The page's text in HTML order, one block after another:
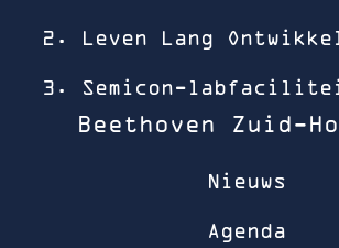
2. Leven Lang
3. Semicon-
Beethoven Zuid-
Nieuws
Agenda